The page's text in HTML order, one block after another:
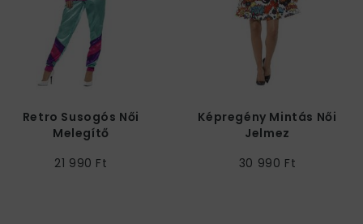
Retro Susogós Női
Melegítő
21 990 Ft
Képregény Mintás Női
Jelmez
30 990 Ft